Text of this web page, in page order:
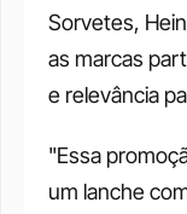
Sorvetes,
as marcas
e relevância
"Essa
um lanche